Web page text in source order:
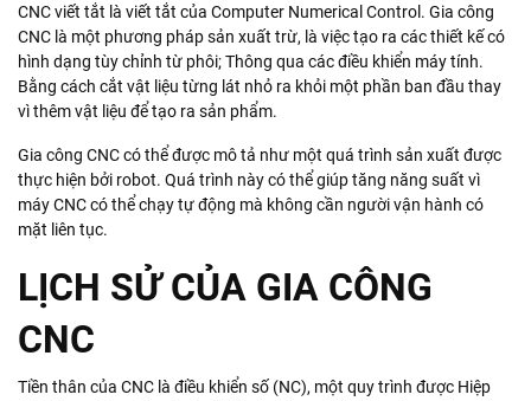
CNC viết tắt là viết tắt của Computer Numerical Control. Gia công
CNC là một phương pháp sản xuất trừ, là việc tạo ra các thiết kế có
hình dạng tùy chỉnh từ phôi; Thông qua các điều khiển máy tính.
Bằng cách cắt vật liệu từng lát nhỏ ra khỏi một phần ban đầu thay
vì thêm vật liệu để tạo ra sản phẩm.
Gia công CNC có thể được mô tả như một quá trình sản xuất được
thực hiện bởi robot. Quá trình này có thể giúp tăng năng suất vì
máy CNC có thể chạy tự động mà không cần người vận hành có
mặt liên tục.
LỊCH SỬ CỦA GIA CÔNG
CNC
Tiền thân của CNC là điều khiển số (NC), một quy trình được Hiệp